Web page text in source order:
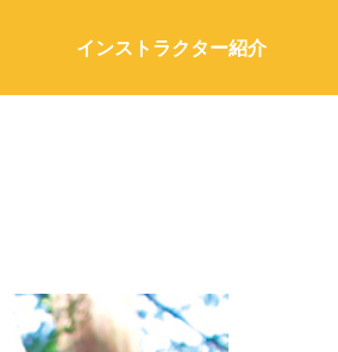
インストラクター紹介